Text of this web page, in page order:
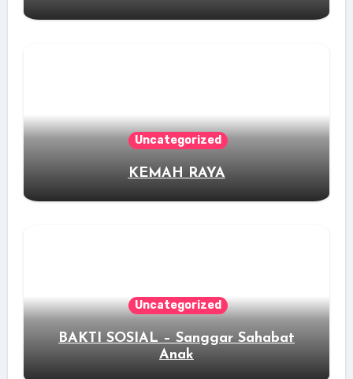
Uncategorized
KEMAH RAYA
Uncategorized
BAKTI SOSIAL – Sanggar Sahabat
Anak